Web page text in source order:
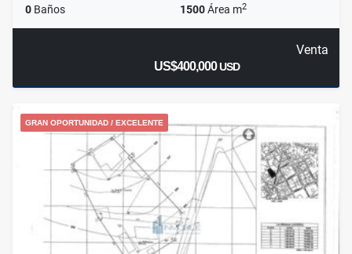
0 Baños 1500Área m2
Venta
US$400,000USD
GRAN OPORTUNIDAD / EXCELENTE